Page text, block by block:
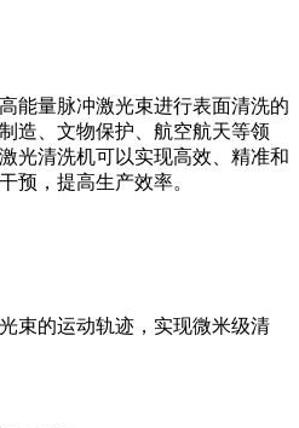
能量脉冲激光束进行表面清洗的
造、文物保护、航空航天等领
光清洗机可以实现高效、精准和
预，提高生产效率。
束的运动轨迹，实现微米级清